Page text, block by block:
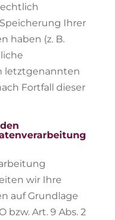
Ihrer
haben (z. B.
letztgenannten
Fortfall dieser
wir Ihre
auf Grundlage
bzw. Art. 9 Abs. 2